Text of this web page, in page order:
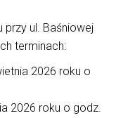
przy ul. Baśniowej
terminach:
2026 roku o
2026 roku o godz.